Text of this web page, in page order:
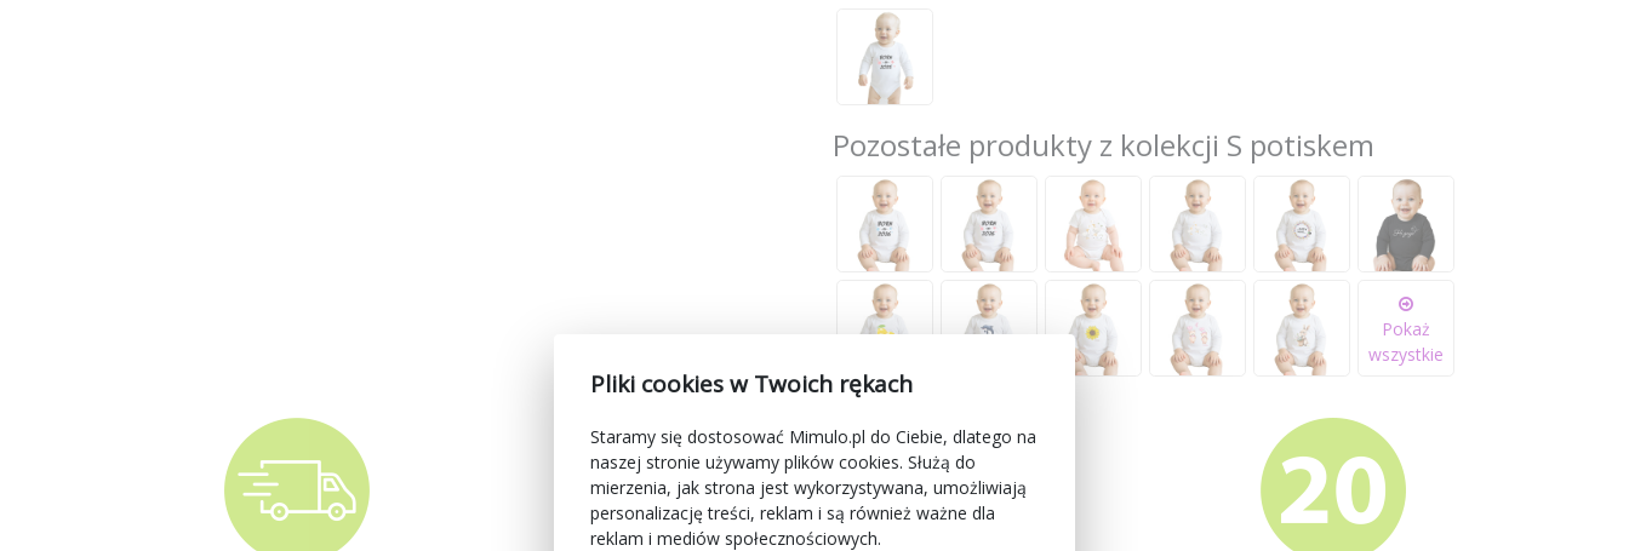
Pozostałe produkty z kolekcji S potiskem
Pokaż
wszystkie
Pliki cookies w Twoich rękach
Staramy się dostosować Mimulo.pl do Ciebie, dlatego na
naszej stronie używamy plików cookies. Służą do
mierzenia, jak strona jest wykorzystywana, umożliwiają
personalizację treści, reklam i są również ważne dla
reklam i mediów społecznościowych.